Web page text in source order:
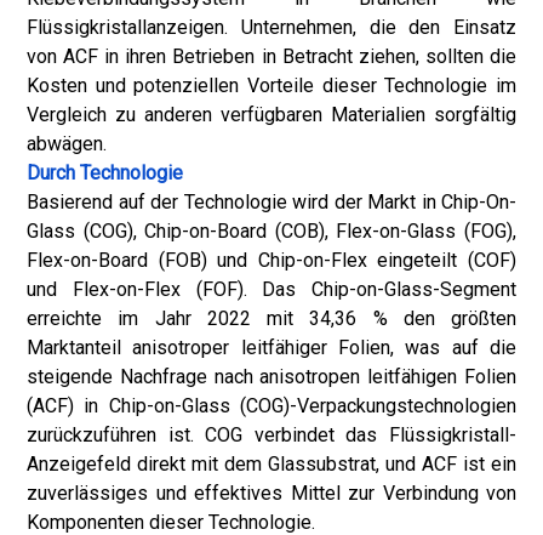
Flüssigkristallanzeigen. Unternehmen, die den Einsatz
von ACF in ihren Betrieben in Betracht ziehen, sollten die
Kosten und potenziellen Vorteile dieser Technologie im
Vergleich zu anderen verfügbaren Materialien sorgfältig
abwägen.
Durch Technologie
Basierend auf der Technologie wird der Markt in Chip-On-
Glass (COG), Chip-on-Board (COB), Flex-on-Glass (FOG),
Flex-on-Board (FOB) und Chip-on-Flex eingeteilt (COF)
und Flex-on-Flex (FOF). Das Chip-on-Glass-Segment
erreichte im Jahr 2022 mit 34,36 % den größten
Marktanteil anisotroper leitfähiger Folien, was auf die
steigende Nachfrage nach anisotropen leitfähigen Folien
(ACF) in Chip-on-Glass (COG)-Verpackungstechnologien
zurückzuführen ist. COG verbindet das Flüssigkristall-
Anzeigefeld direkt mit dem Glassubstrat, und ACF ist ein
zuverlässiges und effektives Mittel zur Verbindung von
Komponenten dieser Technologie.